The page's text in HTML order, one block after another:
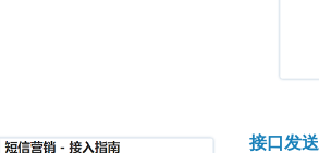
接口发送